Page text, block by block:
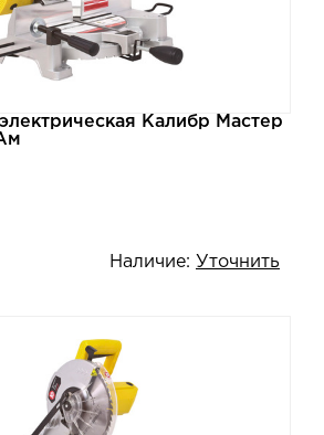
Калибр Мастер
Наличие: Уточнить